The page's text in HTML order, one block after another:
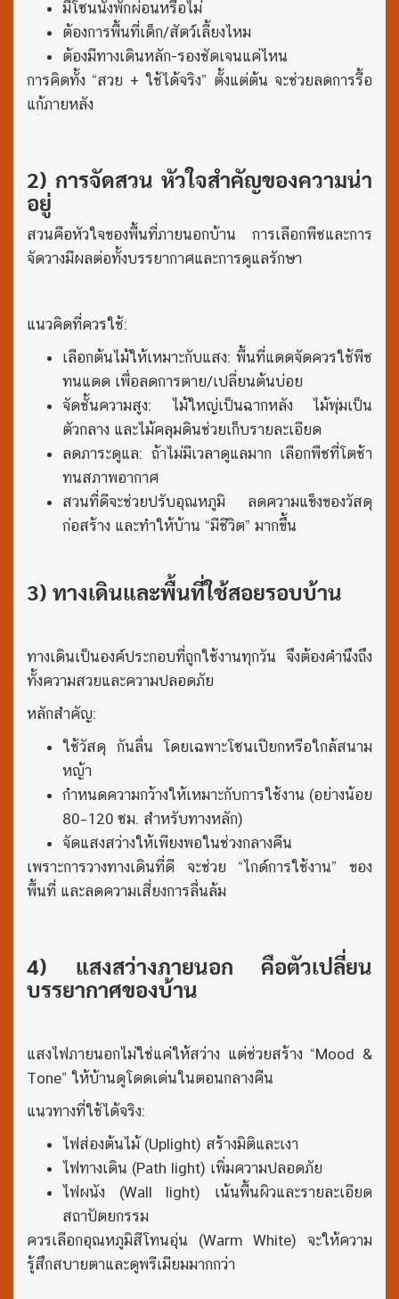
มีโซนนั่งพักผ่อนหรือไม่
ต้องการพื้นที่เด็ก/สัตว์เลี้ยงไหม
ต้องมีทางเดินหลัก-รองชัดเจนแค่ไหน
การคิดทั้ง “สวย + ใช้ได้จริง” ตั้งแต่ต้น จะช่วยลดการรื้อ
แก้ภายหลัง
2) การจัดสวน หัวใจสำคัญของความน่า
อยู่
สวนคือหัวใจของพื้นที่ภายนอกบ้าน การเลือกพืชและการ
จัดวางมีผลต่อทั้งบรรยากาศและการดูแลรักษา
แนวคิดที่ควรใช้:
เลือกต้นไม้ให้เหมาะกับแสง: พื้นที่แดดจัดควรใช้พืช
ทนแดด เพื่อลดการตาย/เปลี่ยนต้นบ่อย
จัดชั้นความสูง: ไม้ใหญ่เป็นฉากหลัง ไม้พุ่มเป็น
ตัวกลาง และไม้คลุมดินช่วยเก็บรายละเอียด
ลดภาระดูแล: ถ้าไม่มีเวลาดูแลมาก เลือกพืชที่โตช้า
ทนสภาพอากาศ
สวนที่ดีจะช่วยปรับอุณหภูมิ ลดความแข็งของวัสดุ
ก่อสร้าง และทำให้บ้าน “มีชีวิต” มากขึ้น
3) ทางเดินและพื้นที่ใช้สอยรอบบ้าน
ทางเดินเป็นองค์ประกอบที่ถูกใช้งานทุกวัน จึงต้องคำนึงถึง
ทั้งความสวยและความปลอดภัย
หลักสำคัญ:
ใช้วัสดุ กันลื่น โดยเฉพาะโซนเปียกหรือใกล้สนาม
หญ้า
กำหนดความกว้างให้เหมาะกับการใช้งาน (อย่างน้อย
80–120 ซม. สำหรับทางหลัก)
จัดแสงสว่างให้เพียงพอในช่วงกลางคืน
เพราะการวางทางเดินที่ดี จะช่วย “ไกด์การใช้งาน” ของ
พื้นที่ และลดความเสี่ยงการลื่นล้ม
4) แสงสว่างภายนอก คือตัวเปลี่ยน
บรรยากาศของบ้าน
แสงไฟภายนอกไม่ใช่แค่ให้สว่าง แต่ช่วยสร้าง “Mood &
Tone” ให้บ้านดูโดดเด่นในตอนกลางคืน
แนวทางที่ใช้ได้จริง:
ไฟส่องต้นไม้ (Uplight) สร้างมิติและเงา
ไฟทางเดิน (Path light) เพิ่มความปลอดภัย
ไฟผนัง (Wall light) เน้นพื้นผิวและรายละเอียด
สถาปัตยกรรม
ควรเลือกอุณหภูมิสีโทนอุ่น (Warm White) จะให้ความ
รู้สึกสบายตาและดูพรีเมียมมากกว่า